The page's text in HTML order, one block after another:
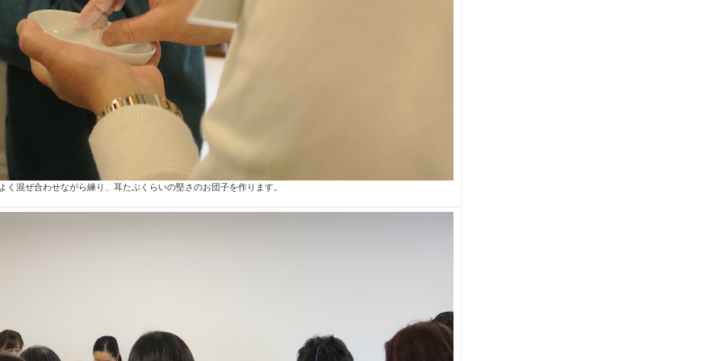
く混ぜ合わせながら練り、耳たぶくらいの堅さのお団子を作ります。